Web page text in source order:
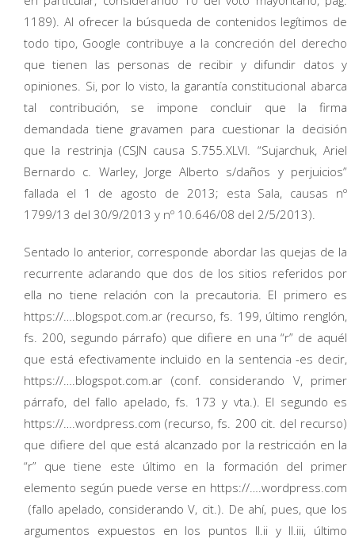
1189). Al ofrecer la búsqueda de contenidos legítimos de
todo tipo, Google contribuye a la concreción del derecho
que tienen las personas de recibir y difundir datos y
opiniones. Si, por lo visto, la garantía constitucional abarca
tal contribución, se impone concluir que la firma
demandada tiene gravamen para cuestionar la decisión
que la restrinja (CSJN causa S.755.XLVI. “Sujarchuk, Ariel
Bernardo c. Warley, Jorge Alberto s/daños y perjuicios”
fallada el 1 de agosto de 2013; esta Sala, causas nº
1799/13 del 30/9/2013 y nº 10.646/08 del 2/5/2013).
Sentado lo anterior, corresponde abordar las quejas de la
recurrente aclarando que dos de los sitios referidos por
ella no tiene relación con la precautoria. El primero es
https://….blogspot.com.ar (recurso, fs. 199, último renglón,
fs. 200, segundo párrafo) que difiere en una “r” de aquél
que está efectivamente incluido en la sentencia -es decir,
https://….blogspot.com.ar (conf. considerando V, primer
párrafo, del fallo apelado, fs. 173 y vta.). El segundo es
https://….wordpress.com (recurso, fs. 200 cit. del recurso)
que difiere del que está alcanzado por la restricción en la
“r” que tiene este último en la formación del primer
elemento según puede verse en https://….wordpress.com
(fallo apelado, considerando V, cit.). De ahí, pues, que los
argumentos expuestos en los puntos II.ii y II.iii, último